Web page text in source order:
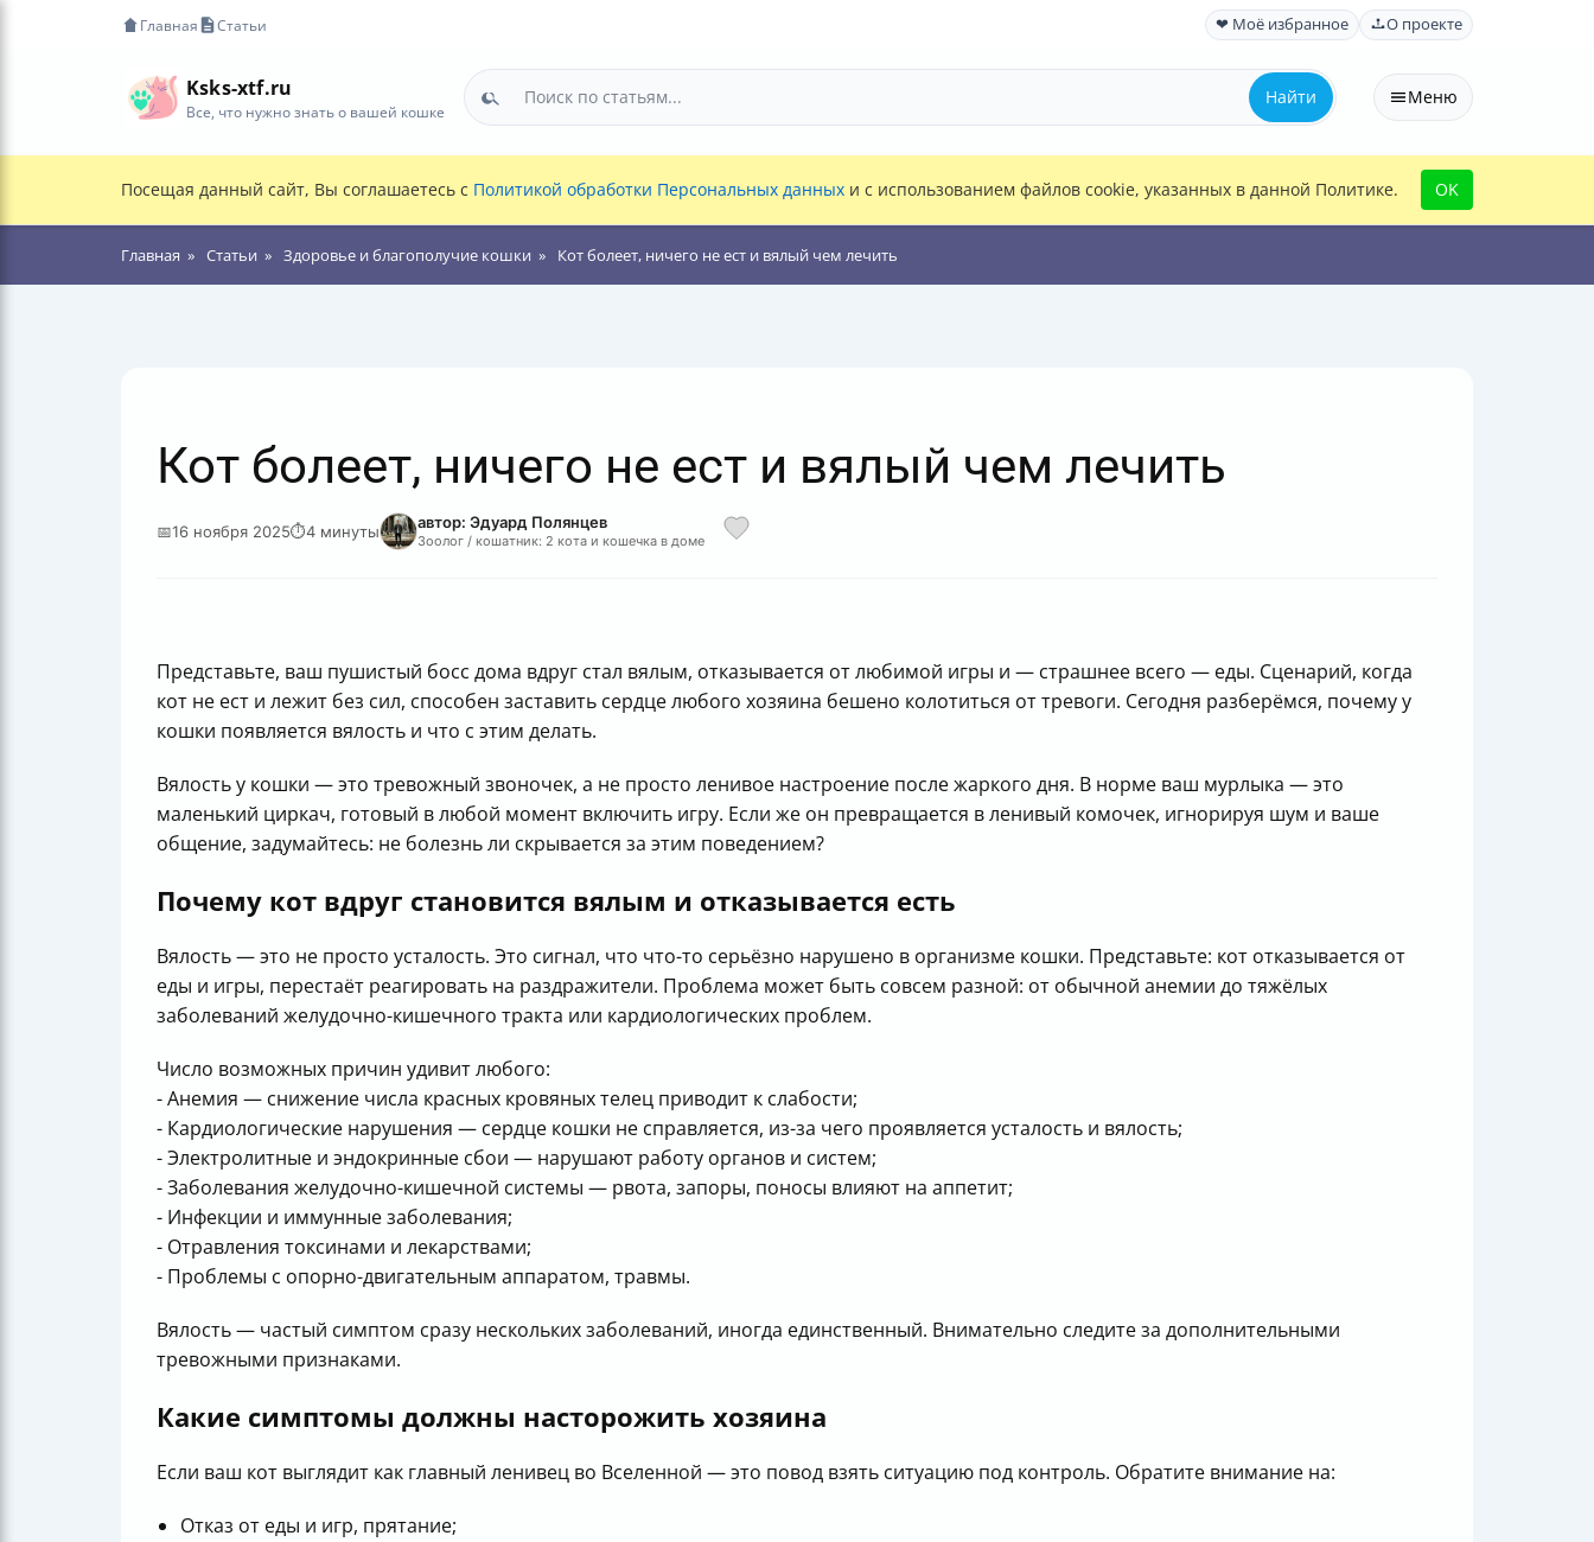
Главная Статьи ❤ Моё избранное О проекте
Ksks-xtf.ru
Все, что нужно знать о вашей кошке
Найти Меню
Посещая данный сайт, Вы соглашаетесь с Политикой обработки Персональных данных и с использованием файлов cookie, указанных в данной Политике. OK
Главная Статьи Здоровье и благополучие кошки Кот болеет, ничего не ест и вялый чем лечить
Кот болеет, ничего не ест и вялый чем лечить
📅16 ноября 2025⏱4 минуты автор: Эдуард Полянцев
Зоолог / кошатник: 2 кота и кошечка в доме
Представьте, ваш пушистый босс дома вдруг стал вялым, отказывается от любимой игры и — страшнее всего — еды. Сценарий, когда
кот не ест и лежит без сил, способен заставить сердце любого хозяина бешено колотиться от тревоги. Сегодня разберёмся, почему у
кошки появляется вялость и что с этим делать.
Вялость у кошки — это тревожный звоночек, а не просто ленивое настроение после жаркого дня. В норме ваш мурлыка — это
маленький циркач, готовый в любой момент включить игру. Если же он превращается в ленивый комочек, игнорируя шум и ваше
общение, задумайтесь: не болезнь ли скрывается за этим поведением?
Почему кот вдруг становится вялым и отказывается есть
Вялость — это не просто усталость. Это сигнал, что что-то серьёзно нарушено в организме кошки. Представьте: кот отказывается от
еды и игры, перестаёт реагировать на раздражители. Проблема может быть совсем разной: от обычной анемии до тяжёлых
заболеваний желудочно-кишечного тракта или кардиологических проблем.
Число возможных причин удивит любого:
- Анемия — снижение числа красных кровяных телец приводит к слабости;
- Кардиологические нарушения — сердце кошки не справляется, из-за чего проявляется усталость и вялость;
- Электролитные и эндокринные сбои — нарушают работу органов и систем;
- Заболевания желудочно-кишечной системы — рвота, запоры, поносы влияют на аппетит;
- Инфекции и иммунные заболевания;
- Отравления токсинами и лекарствами;
- Проблемы с опорно-двигательным аппаратом, травмы.
Вялость — частый симптом сразу нескольких заболеваний, иногда единственный. Внимательно следите за дополнительными
тревожными признаками.
Какие симптомы должны насторожить хозяина
Если ваш кот выглядит как главный ленивец во Вселенной — это повод взять ситуацию под контроль. Обратите внимание на:
Отказ от еды и игр, прятание;